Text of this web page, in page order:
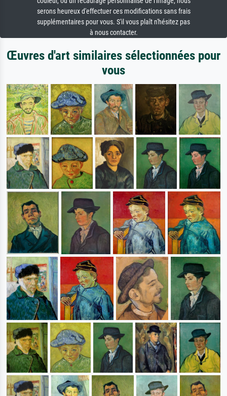
serons heureux d'effectuer ces modifications sans frais
supplémentaires pour vous. S'il vous plaît n'hésitez pas
à nous contacter.
Œuvres d'art similaires sélectionnées pour
vous